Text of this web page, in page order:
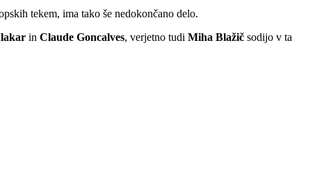
tekem, ima tako še nedokončano delo.
in Claude Goncalves, verjetno tudi Miha Blažič sodijo v ta